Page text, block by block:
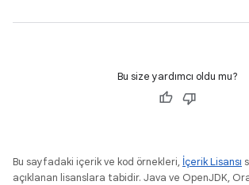
Bu size yardımcı oldu mu?
Bu sayfadaki içerik ve kod örnekleri, İçerik Lisansı
açıklanan lisanslara tabidir. Java ve OpenJDK,